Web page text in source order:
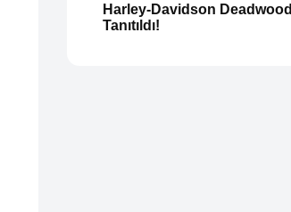
Harley-Davidson Deadwood
Tanıtıldı!